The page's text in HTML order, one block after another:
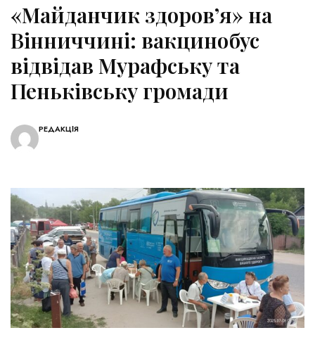
«Майданчик здоров’я» на
Вінниччині: вакцинобус
відвідав Мурафську та
Пеньківську громади
РЕДАКЦІЯ